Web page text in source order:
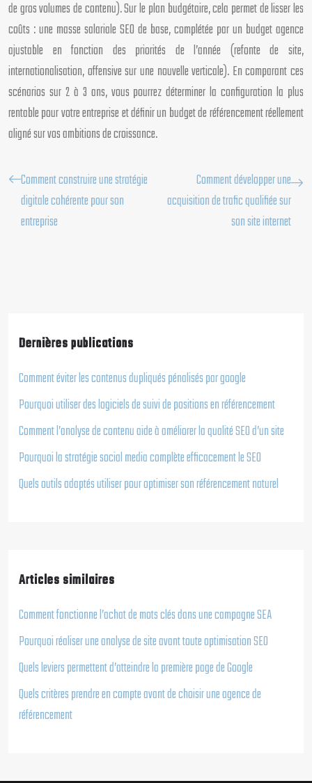
de gros volumes de contenu). Sur le plan budgétaire, cela permet de lisser les
coûts : une masse salariale SEO de base, complétée par un budget agence
ajustable en fonction des priorités de l’année (refonte de site,
internationalisation, offensive sur une nouvelle verticale). En comparant ces
scénarios sur 2 à 3 ans, vous pourrez déterminer la configuration la plus
rentable pour votre entreprise et définir un budget de référencement réellement
aligné sur vos ambitions de croissance.
Comment construire une stratégie
digitale cohérente pour son
entreprise
Comment développer une
acquisition de trafic qualifiée sur
son site internet
Dernières publications
Comment éviter les contenus dupliqués pénalisés par google
Pourquoi utiliser des logiciels de suivi de positions en référencement
Comment l’analyse de contenu aide à améliorer la qualité SEO d’un site
Pourquoi la stratégie social media complète efficacement le SEO
Quels outils adaptés utiliser pour optimiser son référencement naturel
Articles similaires
Comment fonctionne l’achat de mots clés dans une campagne SEA
Pourquoi réaliser une analyse de site avant toute optimisation SEO
Quels leviers permettent d’atteindre la première page de Google
Quels critères prendre en compte avant de choisir une agence de
référencement